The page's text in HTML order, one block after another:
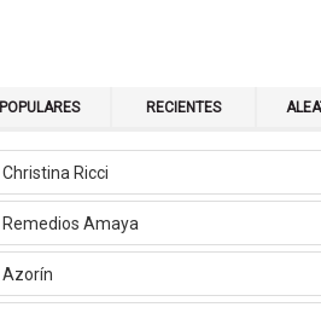
POPULARES RECIENTES
Christina Ricci
Remedios Amaya
Azorín